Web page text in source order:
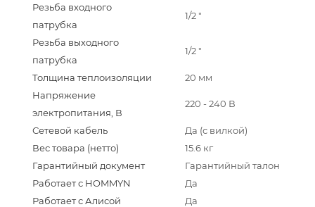
Резьба входного
патрубка
1/2 "
Резьба выходного
патрубка
1/2 "
Толщина теплоизоляции
20 мм
Напряжение
электропитания, В
220 - 240 В
Сетевой кабель
Да (с вилкой)
Вес товара (нетто)
15.6 кг
Гарантийный документ
Гарантийный талон
Работает с HOMMYN
Да
Работает с Алисой
Да